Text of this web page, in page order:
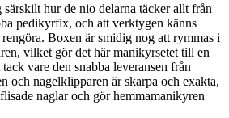
hur de nio delarna täcker allt från
pedikyrfix, och att verktygen känns
Boxen är smidig nog att rymmas i
vilket gör det här manikyrsetet till en
vare den snabba leveransen från
och nagelklipparen är skarpa och exakta,
naglar och gör hemmamanikyren